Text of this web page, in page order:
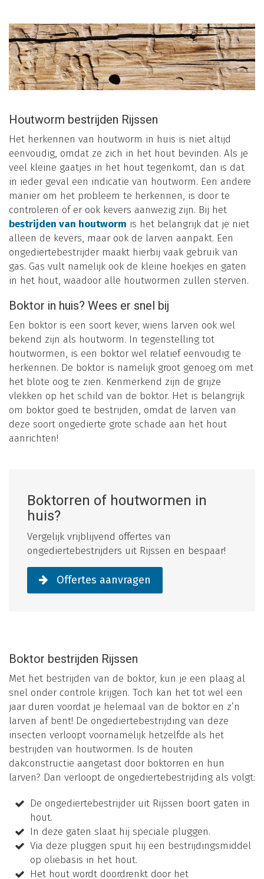
Houtworm bestrijden Rijssen
Het herkennen van houtworm in huis is niet altijd
eenvoudig, omdat ze zich in het hout bevinden. Als je
veel kleine gaatjes in het hout tegenkomt, dan is dat
in ieder geval een indicatie van houtworm. Een andere
manier om het probleem te herkennen, is door te
controleren of er ook kevers aanwezig zijn. Bij het
bestrijden van houtworm is het belangrijk dat je niet
alleen de kevers, maar ook de larven aanpakt. Een
ongediertebestrijder maakt hierbij vaak gebruik van
gas. Gas vult namelijk ook de kleine hoekjes en gaten
in het hout, waadoor alle houtwormen zullen sterven.
Boktor in huis? Wees er snel bij
Een boktor is een soort kever, wiens larven ook wel
bekend zijn als houtworm. In tegenstelling tot
houtwormen, is een boktor wel relatief eenvoudig te
herkennen. De boktor is namelijk groot genoeg om met
het blote oog te zien. Kenmerkend zijn de grijze
vlekken op het schild van de boktor. Het is belangrijk
om boktor goed te bestrijden, omdat de larven van
deze soort ongedierte grote schade aan het hout
aanrichten!
Boktorren of houtwormen in
huis?
Vergelijk vrijblijvend offertes van
ongediertebestrijders uit Rijssen en bespaar!
Offertes aanvragen
Boktor bestrijden Rijssen
Met het bestrijden van de boktor, kun je een plaag al
snel onder controle krijgen. Toch kan het tot wel een
jaar duren voordat je helemaal van de boktor en z’n
larven af bent! De ongediertebestrijding van deze
insecten verloopt voornamelijk hetzelfde als het
bestrijden van houtwormen. Is de houten
dakconstructie aangetast door boktorren en hun
larven? Dan verloopt de ongediertebestrijding als volgt:
De ongediertebestrijder uit Rijssen boort gaten in
hout.
In deze gaten slaat hij speciale pluggen.
Via deze pluggen spuit hij een bestrijdingsmiddel
op oliebasis in het hout.
Het hout wordt doordrenkt door het